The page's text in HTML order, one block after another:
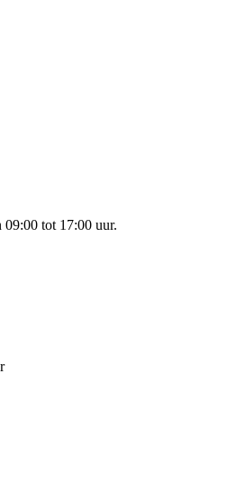
tot 17:00 uur.